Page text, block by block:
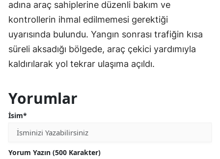
adına araç sahiplerine düzenli bakım ve
kontrollerin ihmal edilmemesi gerektiği
uyarısında bulundu. Yangın sonrası trafiğin kısa
süreli aksadığı bölgede, araç çekici yardımıyla
kaldırılarak yol tekrar ulaşıma açıldı.
Yorumlar
İsim*
Yorum Yazın (500 Karakter)